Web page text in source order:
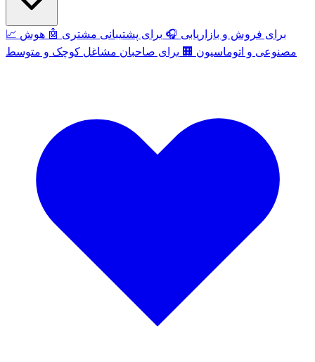
📈 برای فروش و بازاریابی 🎧 برای پشتیبانی مشتری 🤖 هوش
مصنوعی و اتوماسیون 🏢 برای صاحبان مشاغل کوچک و متوسط